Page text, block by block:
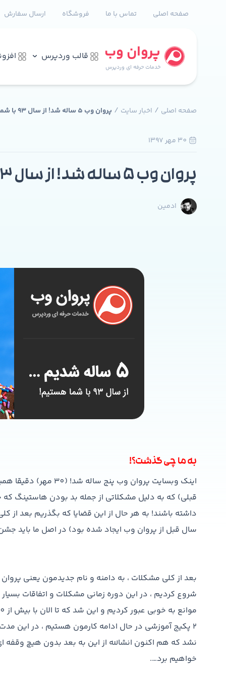
صفحه اصلی تماس با ما فروشگاه ارسال سفارش
پروان وب
خدمات حرفه ای وردپرس
قالب وردپرس
صفحه اصلی / اخبار سایت / پروان وب 5 ساله شد! از سال 93 با شما هستیم…
پروان وب 5 ساله شد! از سال 93 با شما هستیم…
ادمین
به ما چی گذشت؟!
اینک وبسایت پروان
قبلی) که به دلیل مشکلاتی از جمله بد بودن هاستینگ
داشته باشند! به هر حال از این قضایا که بگذریم بعد
سال قبل از پروان وب ایجاد شده بود) در اصل ما باید جشن 7 سالگی گروه خودمون رو میگرفتیم اما به هر حال
بعد از کلی مشکلات ، به دامنه و نام جدیدمون یعنی
شروع کردیم ، در این دوره زمانی مشکلات و اتفاقات
2 پکیج آموزشی در حال ادامه کارمون هستیم ، در این
نشد که هم اکنون انشالله از این به بعد بدون هیچ
خواهیم برد….